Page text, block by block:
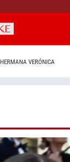
HERMANA VERÓNICA